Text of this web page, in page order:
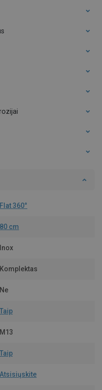
Flat 360°
80 cm
Inox
Komplektas
Ne
Taip
M13
Taip
Atsisiųskite